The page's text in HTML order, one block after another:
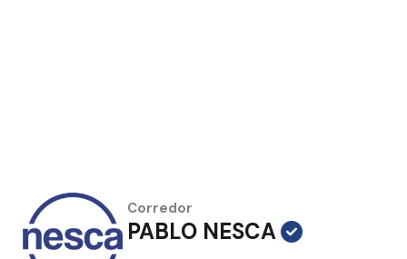
Corredor
PABLO NESCA